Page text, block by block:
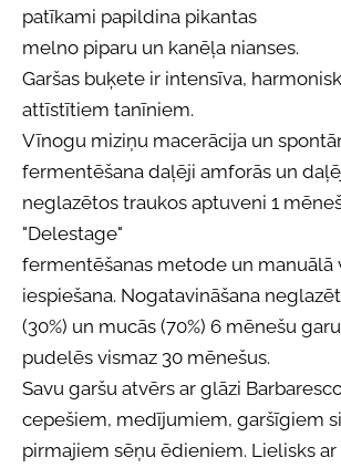
patīkami papildina pikantas
melno piparu un kanēļa nianses.
Garšas buķete ir intensīva,
attīstītiem tanīniem.
Vīnogu miziņu macerācija un
fermentēšana daļēji amforās un
neglazētos traukos aptuveni 1
"Delestage"
fermentēšanas metode un manuālā
iespiešana. Nogatavināšana
(30%) un mucās (70%) 6 mēnešu
pudelēs vismaz 30 mēnešus.
Savu garšu atvērs ar glāzi
cepešiem, medījumiem, garšīgiem
pirmajiem sēņu ēdieniem. Lielisks ar